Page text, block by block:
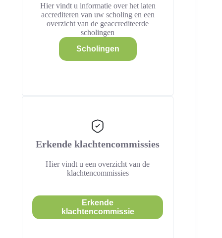
Hier vindt u informatie over het laten
accrediteren van uw scholing en een
overzicht van de geaccrediteerde
scholingen
Scholingen
Erkende klachtencommissies
Hier vindt u een overzicht van de
klachtencommissies
Erkende
klachtencommissie